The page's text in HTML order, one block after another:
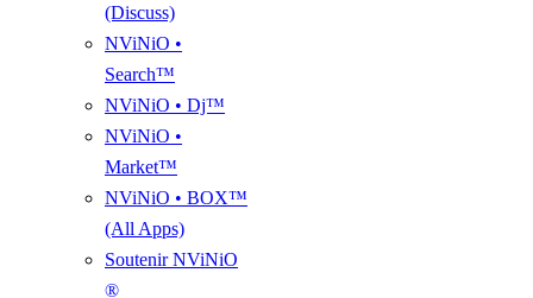
(Discuss)
NViNiO •
Search™
NViNiO • Dj™
NViNiO •
Market™
NViNiO • BOX™
(All Apps)
Soutenir NViNiO
®